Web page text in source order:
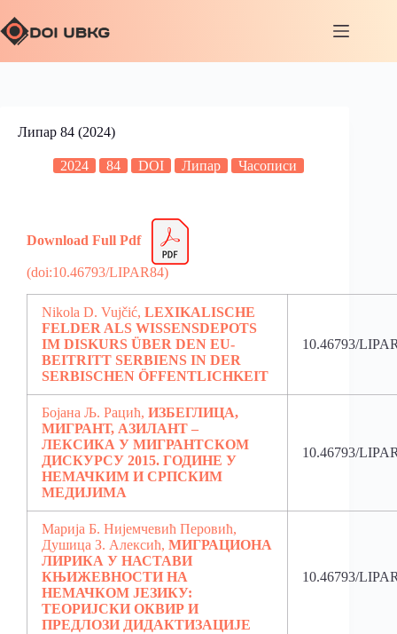
Липар 84 (2024)
2024 84 DOI Липар Часописи
Download Full Pdf
(doi:10.46793/LIPAR84)
Nikola D. Vujčić, LEXIKALISCHE
FELDER ALS WISSENSDEPOTS
IM DISKURS ÜBER DEN EU-
BEITRITT SERBIENS IN DER
SERBISCHEN ÖFFENTLICHKEIT
10.46793/
Бојана Љ. Рацић, ИЗБЕГЛИЦА,
МИГРАНТ, АЗИЛАНТ –
ЛЕКСИКА У МИГРАНТСКОМ
ДИСКУРСУ 2015. ГОДИНЕ У
НЕМАЧКИМ И СРПСКИМ
МЕДИЈИМА
10.46793/
Марија Б. Нијемчевић Перовић,
Душица З. Алексић, МИГРАЦИОНА
ЛИРИКА У НАСТАВИ
КЊИЖЕВНОСТИ НА
НЕМАЧКОМ ЈЕЗИКУ:
ТЕОРИЈСКИ ОКВИР И
ПРЕДЛОЗИ ДИДАКТИЗАЦИЈЕ
10.46793/